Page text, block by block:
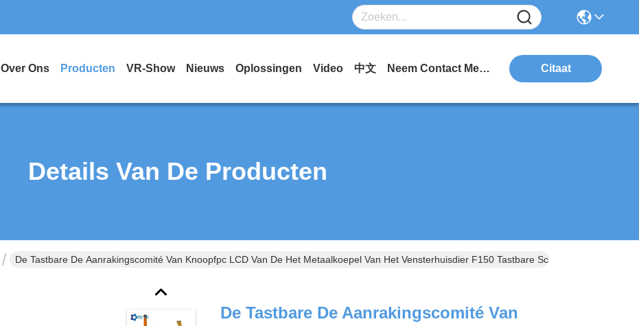
Over Ons Producten VR-Show Nieuws Oplossingen Video 中文 Neem Contact Met Ons Op. Citaat
Details Van De Producten
De Tastbare De Aanrakingscomité Van Knoopfpc LCD Van De Het Metaalkoepel Van Het Vensterhuisdier F150 Tastbare Schakelaar
De Tastbare De Aanrakingscomité Van